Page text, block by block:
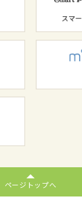
ページトップへ